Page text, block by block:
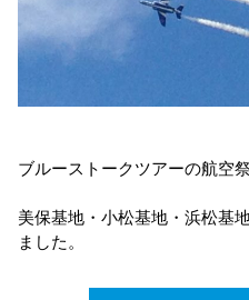
ブルーストークツアーの航空
美保基地・小松基地・浜松基
ました。